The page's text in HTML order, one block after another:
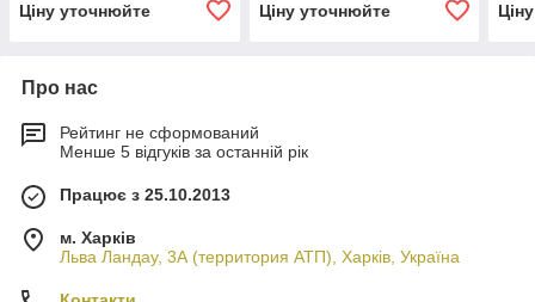
Ціну уточнюйте Ціну уточнюйте
Про нас
Рейтинг не сформований
Менше 5 відгуків за останній рік
Працює з 25.10.2013
м. Харків
Льва Ландау, 3А (территория АТП), Харків, Україна